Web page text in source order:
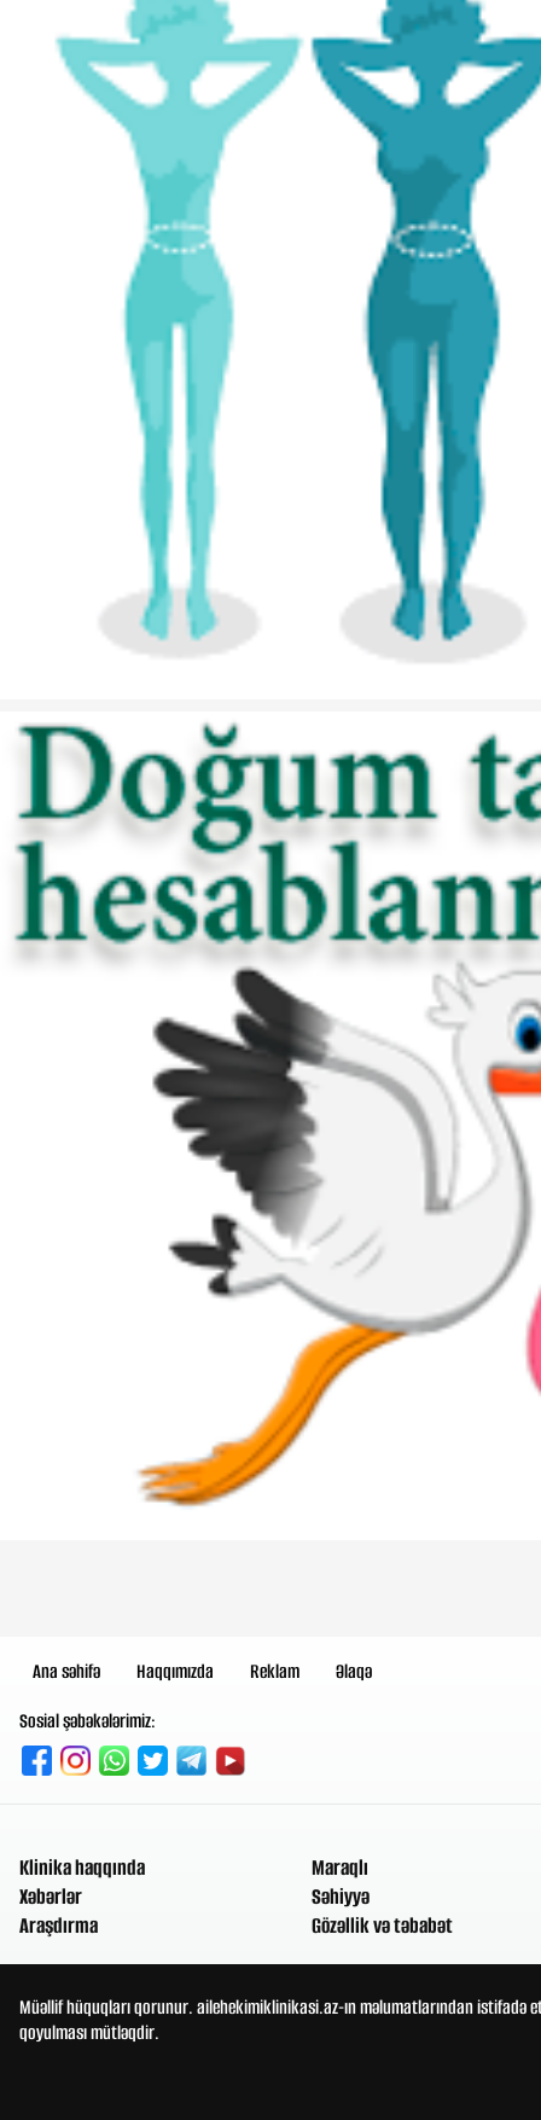
Ana səhifə Haqqımızda Reklam
Əlaqə
Sosial şəbəkələrimiz:
Klinika haqqında
Xəbərlər
Araşdırma
Maraqlı
Səhiyyə
Gözəllik və təbabət
Müəllif hüquqları qorunur. ailehekimiklinikasi.az-ın məlumatlarından
qoyulması mütləqdir.